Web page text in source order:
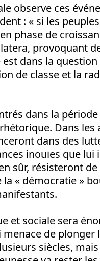
observe ces
: « si les
phase de
provoquant
est dans la
de classe et la
dans la
Dans
dans des
inouïes que
sûr, résisteront
« démocratie »
et sociale sera
de plonger
siècles,